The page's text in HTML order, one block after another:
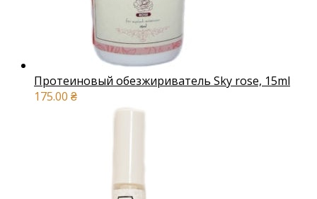
Протеиновый обезжириватель Sky rose, 15ml
175.00 ₴